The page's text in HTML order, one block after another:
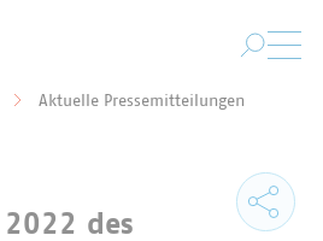
Aktuelle Pressemitteilungen
des